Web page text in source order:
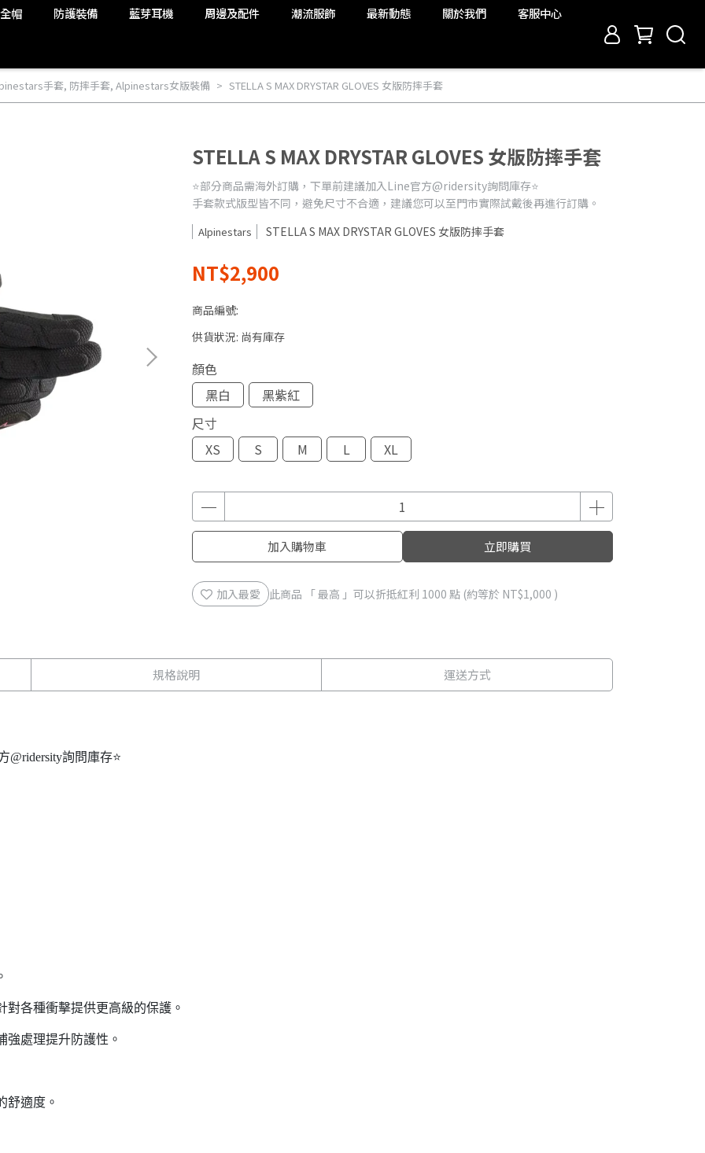
帽 防護裝備 藍芽耳機 周邊及配件 潮流服飾 最新動態 關於我們 客服中心
手套, 防摔手套, Alpinestars女版裝備 STELLA S MAX DRYSTAR GLOVES 女版防摔手套
STELLA S MAX DRYSTAR GLOVES 女版防摔手套
⭐️部分商品需海外訂購，下單前建議加入Line官方@ridersity詢問庫存⭐️
手套款式版型皆不同，避免尺寸不合適，建議您可以至門市實際試戴後再進行訂購。
Alpinestars STELLA S MAX DRYSTAR GLOVES 女版防摔手套
NT$2,900
商品編號:
供貨狀況: 尚有庫存
顏色
黑白
黑紫紅
尺寸
XS
S M L XL
加入購物車 立即購買
加入最愛 此商品 「 最高 」可以折抵紅利 1000 點 (約等於 NT$1,000 )
規格說明 運送方式
@ridersity詢問庫存⭐️
對各種衝擊提供更高級的保護。
強處理提升防護性。
舒適度。